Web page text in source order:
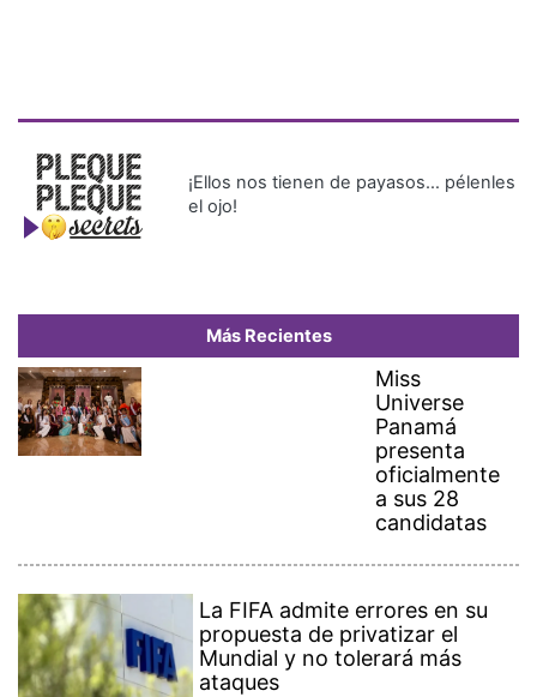
¡Ellos nos tienen de payasos… pélenles
el ojo!
Más Recientes
Miss
Universe
Panamá
presenta
oficialmente
a sus 28
candidatas
La FIFA admite errores en su
propuesta de privatizar el
Mundial y no tolerará más
ataques